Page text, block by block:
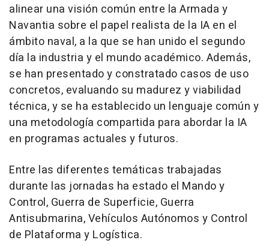
alinear una visión común entre la Armada y
Navantia sobre el papel realista de la IA en el
ámbito naval, a la que se han unido el segundo
día la industria y el mundo académico. Además,
se han presentado y constratado casos de uso
concretos, evaluando su madurez y viabilidad
técnica, y se ha establecido un lenguaje común y
una metodología compartida para abordar la IA
en programas actuales y futuros.
Entre las diferentes temáticas trabajadas
durante las jornadas ha estado el Mando y
Control, Guerra de Superficie, Guerra
Antisubmarina, Vehículos Autónomos y Control
de Plataforma y Logística.